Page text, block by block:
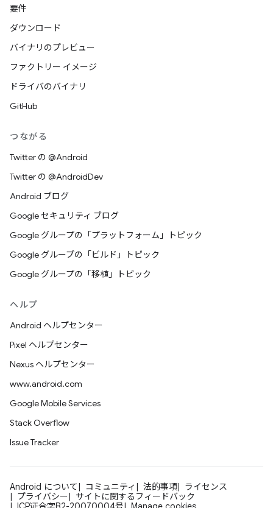
要件
ダウンロード
バイナリのプレビュー
ファクトリー イメージ
ドライバのバイナリ
GitHub
つながる
Twitter の @Android
Twitter の @AndroidDev
Android ブログ
Google セキュリティ ブログ
Google グループの「プラットフォーム」トピック
Google グループの「ビルド」トピック
Google グループの「移植」トピック
ヘルプ
Android ヘルプセンター
Pixel ヘルプセンター
Nexus ヘルプセンター
www.android.com
Google Mobile Services
Stack Overflow
Issue Tracker
Android について コミュニティ 法的事項
ライセンス
プライバシー
サイトに関するフィードバック